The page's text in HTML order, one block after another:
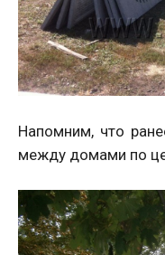
Напомним, что
между домами по